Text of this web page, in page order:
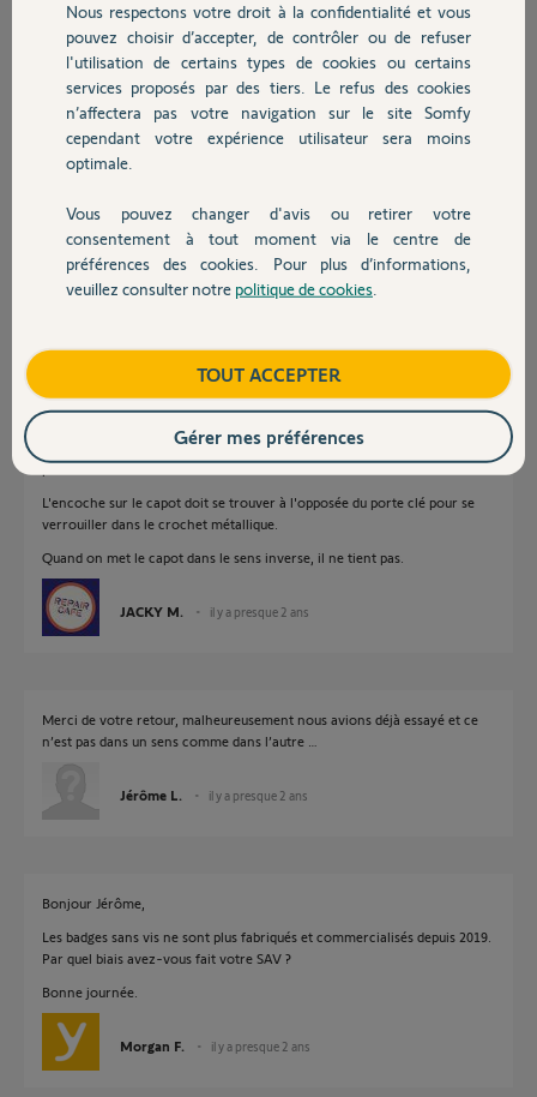
Chauffage
Autres produits
Devis avec un pro
Contact
À présent nous mettons un bout de scotch pour le maintenir en place
Vos ingénieurs testent-ils les produits qu'ils conçoivent avant de les
commercialiser ?
Cordialement
il y a presque 2 ans
Participer au fil de discussion
Réponses
Sur le modèle sans vis, bien que ce ne soit pas évident, le capot a un sens
pour tenir fermer.
L'encoche sur le capot doit se trouver à l'opposée du porte clé pour se
verrouiller dans le crochet métallique.
Quand on met le capot dans le sens inverse, il ne tient pas.
JACKY M. il y a presque 2 ans
Merci de votre retour, malheureusement nous avions déjà essayé et ce
n’est pas dans un sens comme dans l’autre …
Jérôme L. il y a presque 2 ans
Bonjour Jérôme,
Les badges sans vis ne sont plus fabriqués et commercialisés depuis 2019.
Par quel biais avez-vous fait votre SAV ?
Bonne journée.
Morgan F. il y a presque 2 ans
Nous respectons votre droit à la confidentialité et vous
pouvez choisir d’accepter, de contrôler ou de refuser
l'utilisation de certains types de cookies ou certains
services proposés par des tiers. Le refus des cookies
n’affectera pas votre navigation sur le site Somfy
cependant votre expérience utilisateur sera moins
optimale.
Vous pouvez changer d'avis ou retirer votre
consentement à tout moment via le centre de
préférences des cookies. Pour plus d’informations,
veuillez consulter notre politique de cookies
TOUT ACCEPTER
Gérer mes préférences